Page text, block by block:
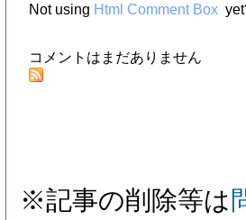
Not using Html Comment Box
コメントはまだありません
※記事の削除等は